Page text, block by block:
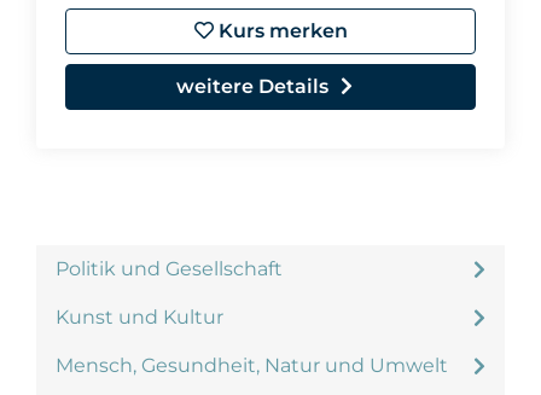
Politik und Gesellschaft
Kunst und Kultur
Mensch, Gesundheit, Natur und Umwelt
Kurs merken
weitere Details